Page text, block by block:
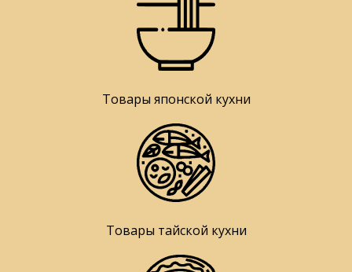
Товары японской кухни
Товары тайской кухни